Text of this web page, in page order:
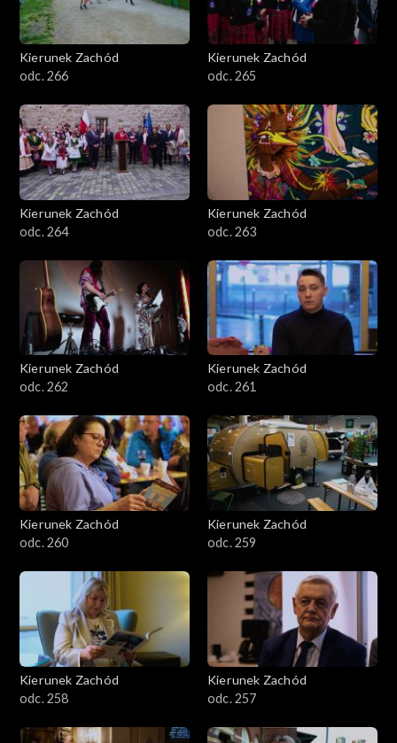
Kierunek Zachód
odc. 266
Kierunek Zachód
odc. 265
Kierunek Zachód
odc. 264
Kierunek Zachód
odc. 263
Kierunek Zachód
odc. 262
Kierunek Zachód
odc. 261
Kierunek Zachód
odc. 260
Kierunek Zachód
odc. 259
Kierunek Zachód
odc. 258
Kierunek Zachód
odc. 257